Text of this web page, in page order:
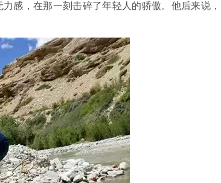
感，在那一刻击碎了年轻人的骄傲。他后来说，